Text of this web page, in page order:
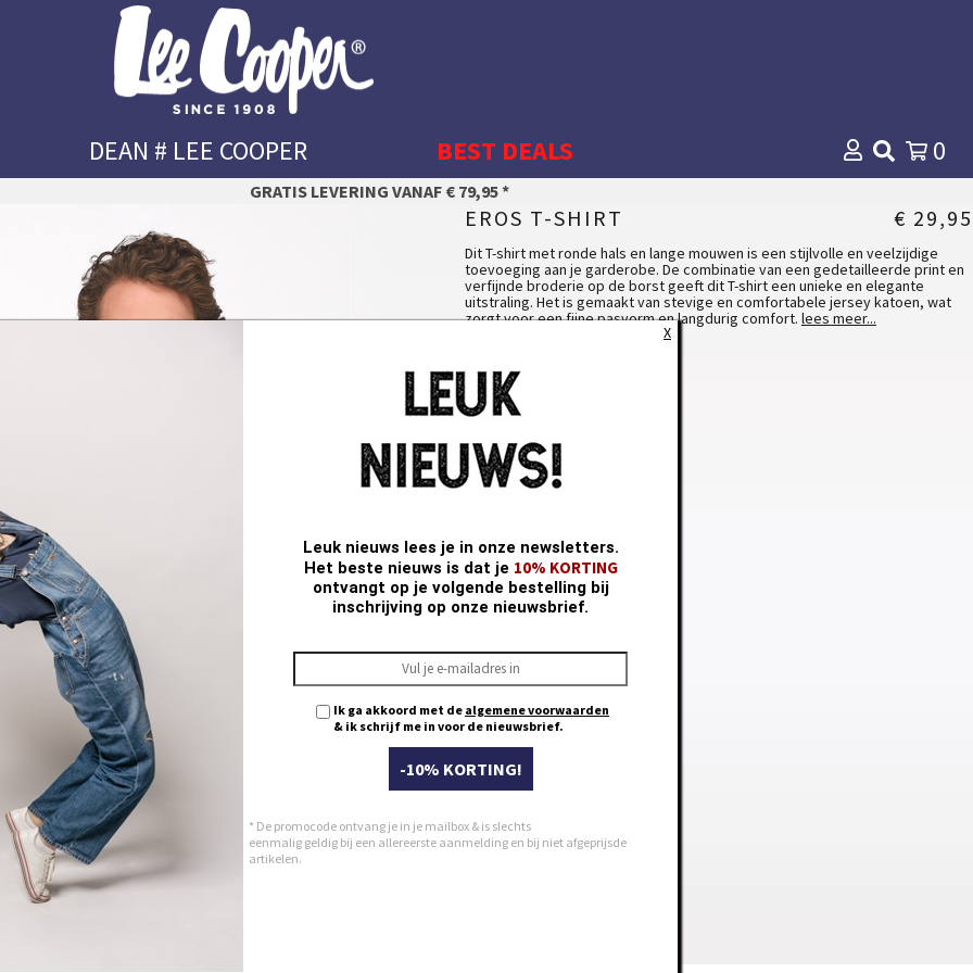
DEAN # LEE COOPER BEST DEALS 0
GRATIS LEVERING VANAF € 79,95 *
EROS T-SHIRT € 29,95
Dit T-shirt met ronde hals en lange mouwen is een stijlvolle en veelzijdige
toevoeging aan je garderobe. De combinatie van een gedetailleerde print en
verfijnde broderie op de borst geeft dit T-shirt een unieke en elegante
uitstraling. Het is gemaakt van stevige en comfortabele jersey katoen, wat
zorgt voor een fijne pasvorm en langdurig comfort. lees meer...
✔ Gedetailleerde print en verfijnde broderie op de borst
✔ Gemaakt van stevige en comfortabele jersey katoen
✔ Duurzaam en ademend voor optimaal comfort
Katoen
100 %
UITVERKOCHT
X
Leuk nieuws lees je in onze newsletters.
Het beste nieuws is dat je 10% KORTING
ontvangt op je volgende bestelling bij
inschrijving op onze nieuwsbrief.
Ik ga akkoord met de algemene voorwaarden
& ik schrijf me in voor de nieuwsbrief.
-10% KORTING!
* De promocode ontvang je in je mailbox & is slechts
eenmalig geldig bij een allereerste aanmelding en bij niet afgeprijsde
artikelen.